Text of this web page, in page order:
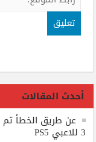
أحدث المقالات
3 للاعبي PS5